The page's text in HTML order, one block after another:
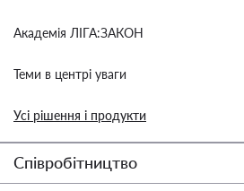
Академія ЛІГА:ЗАКОН
Теми в центрі уваги
Усі рішення і продукти
Співробітництво